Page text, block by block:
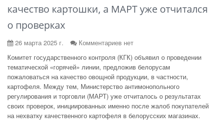
качество картошки, а МАРТ уже отчитался
о проверках
26 марта 2025 г.
Комментариев нет
Комитет государственного контроля (КГК) объявил о проведении
тематической «горячей» линии, предложив белорусам
пожаловаться на качество овощной продукции, в частности,
картофеля. Между тем, Министерство антимонопольного
регулирования и торговли (МАРТ) уже отчиталось о результатах
своих проверок, инициированных именно после жалоб покупателей
на нехватку качественного картофеля в белорусских магазинах.